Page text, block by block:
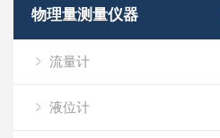
物理量测量仪器
流量计
液位计